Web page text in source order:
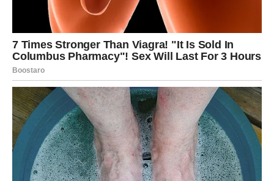
VELIKU SREĆU
Zvijezde pokazuju da u vašem životu postoji osoba koja
iskreno vjeruje u vas i želi vam pomoći više nego što
trenutno mislite.
Ta osoba mogla bi imati veoma važnu ulogu u vašem
emotivnom ili poslovnom životu.
Mnogi Blizanci će upravo zahvaljujući jednom razgovoru
ili podršci napraviti veliki korak prema sreći.